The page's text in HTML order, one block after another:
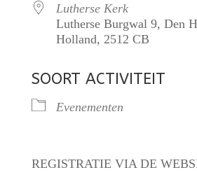
Lutherse Kerk
Lutherse Burgwal 9, Den
Holland, 2512 CB
SOORT ACTIVITEIT
Evenementen
REGISTRATIE VIA DE